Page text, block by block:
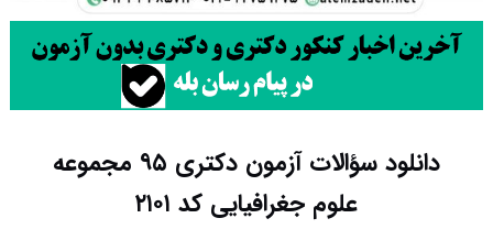
دانلود سؤالات آزمون دکتری ۹۵ مجموعه
علوم جغرافیایی کد ۲۱۰۱